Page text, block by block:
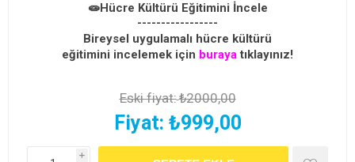
🧫Hücre Kültürü Eğitimini İncele
-----------------
Bireysel uygulamalı hücre kültürü
eğitimini incelemek için buraya tıklayınız!
Eski fiyat:₺2000,00
Fiyat: ₺999,00
i